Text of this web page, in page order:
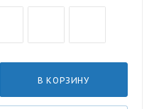
В КОРЗИНУ